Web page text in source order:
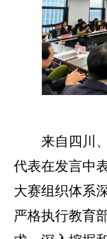
来自四川
代表在发言中
大赛组织体系
严格执行教育